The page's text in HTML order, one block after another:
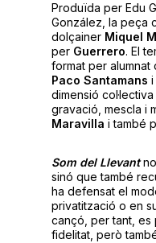
Produïda per Edu
González, la peça
dolçainer Miquel
per Guerrero. El
format per alumnat
Paco Santamans i
dimensió
gravació, mescla i
Maravilla i també
Som del Llevantno
sinó que també
ha defensat el
privatització o en
cançó, per tant, es
fidelitat, però